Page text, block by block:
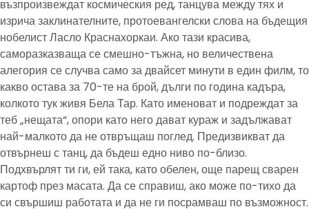
възпроизвеждат космическия ред, танцува между тях и
изрича заклинателните, протоевангелски слова на бъдещия
нобелист Ласло Краснахоркаи. Ако тази красива,
саморазказваща се смешно-тъжна, но величествена
алегория се случва само за двайсет минути в един филм, то
какво остава за 70-те на брой, дълги по година кадъра,
колкото тук живя Бела Тар. Като именоват и подреждат за
теб „нещата“, опори като него дават кураж и задължават
най-малкото да не отвръщаш поглед. Предизвикват да
отвърнеш с танц, да бъдеш едно ниво по-близо.
Подхвърлят ти ги, ей така, като обелен, още парещ сварен
картоф през масата. Да се справиш, ако може по-тихо да
си свършиш работата и да не ги посрамваш по възможност.